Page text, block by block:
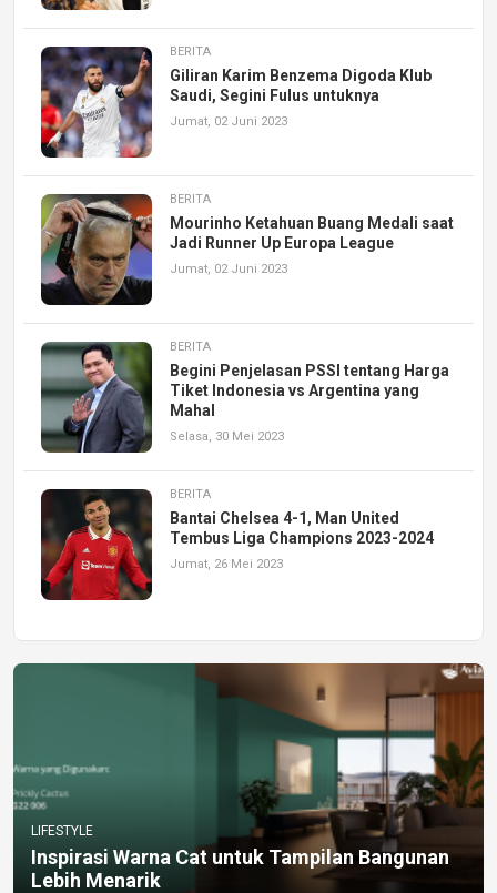
BERITA
Giliran Karim Benzema Digoda Klub
Saudi, Segini Fulus untuknya
Jumat, 02 Juni 2023
BERITA
Mourinho Ketahuan Buang Medali saat
Jadi Runner Up Europa League
Jumat, 02 Juni 2023
BERITA
Begini Penjelasan PSSI tentang Harga
Tiket Indonesia vs Argentina yang
Mahal
Selasa, 30 Mei 2023
BERITA
Bantai Chelsea 4-1, Man United
Tembus Liga Champions 2023-2024
Jumat, 26 Mei 2023
LIFESTYLE
Inspirasi Warna Cat untuk Tampilan Bangunan
Lebih Menarik